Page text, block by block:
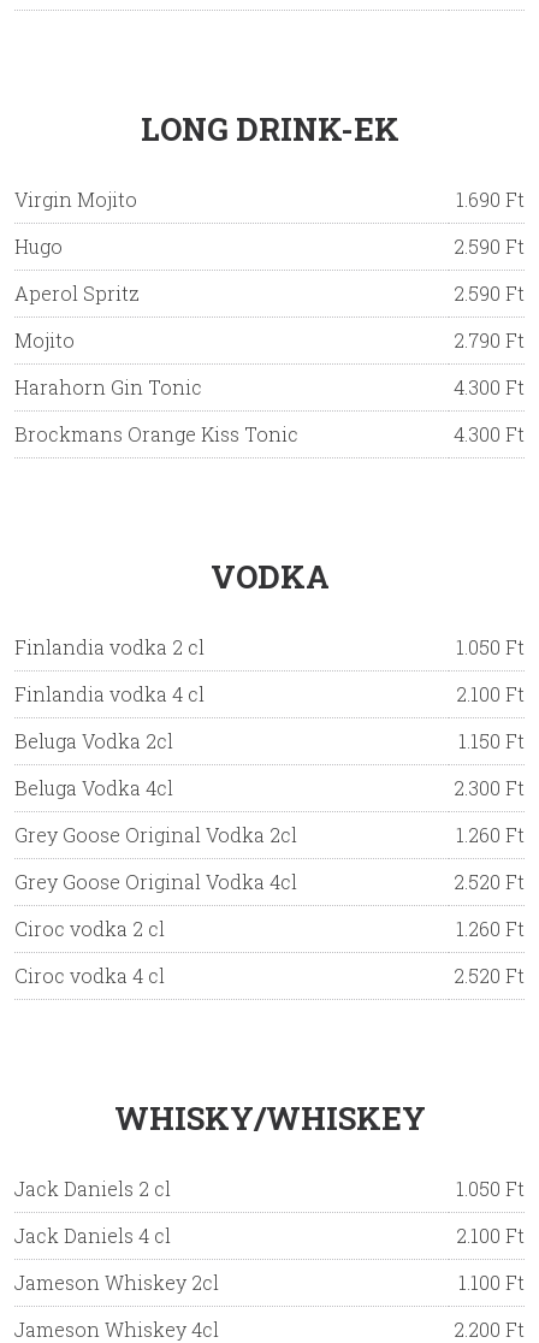
LONG DRINK-EK
Virgin Mojito
1.690 Ft
Hugo
2.590 Ft
Aperol Spritz
2.590 Ft
Mojito
2.790 Ft
Harahorn Gin Tonic
4.300 Ft
Brockmans Orange Kiss Tonic
4.300 Ft
VODKA
Finlandia vodka 2 cl
1.050 Ft
Finlandia vodka 4 cl
2.100 Ft
Beluga Vodka 2cl
1.150 Ft
Beluga Vodka 4cl
2.300 Ft
Grey Goose Original Vodka 2cl
1.260 Ft
Grey Goose Original Vodka 4cl
2.520 Ft
Ciroc vodka 2 cl
1.260 Ft
Ciroc vodka 4 cl
2.520 Ft
WHISKY/WHISKEY
Jack Daniels 2 cl
1.050 Ft
Jack Daniels 4 cl
2.100 Ft
Jameson Whiskey 2cl
1.100 Ft
Jameson Whiskey 4cl
2.200 Ft